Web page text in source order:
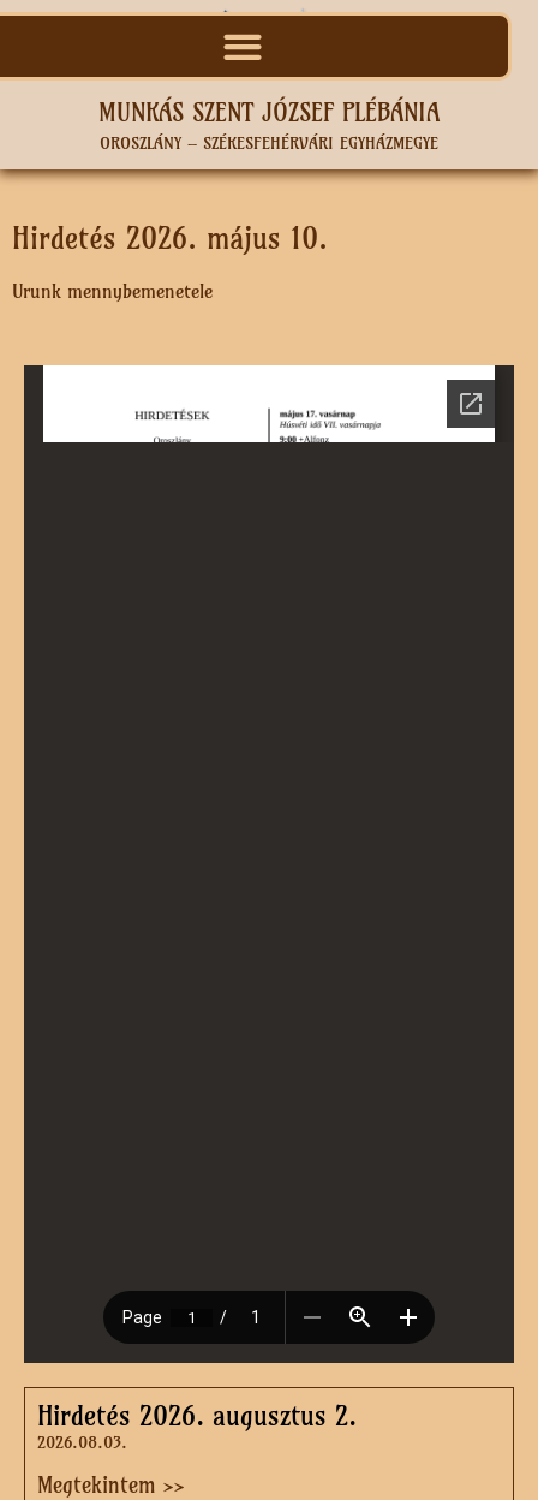
MUNKÁS SZENT JÓZSEF PLÉBÁNIA
OROSZLÁNY – SZÉKESFEHÉRVÁRI EGYHÁZMEGYE
Hirdetés 2026. május 10.
Urunk mennybemenetele
Hirdetés 2026. augusztus 2.
2026.08.03.
Megtekintem >>